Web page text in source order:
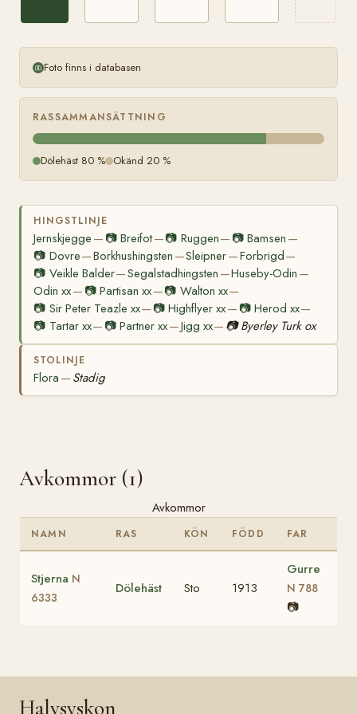
Foto finns i databasen
RASSAMMANSÄTTNING
Dölehäst 80 % Okänd 20 %
HINGSTLINJE
Jernskjegge — 📷Breifot—📷 Ruggen— 📷Bamsen —
📷 Dovre—Borkhushingsten —Sleipner—Forbrigd—
📷 Veikle Balder—Segalstadhingsten —Huseby-Odin —
Odin xx— 📷Partisan xx—📷 Walton xx—
📷 Sir Peter Teazle xx— 📷Highflyer xx— 📷 Herod xx—
📷 Tartar xx— 📷Partner xx—Jigg xx— 📷 Byerley Turk ox
STOLINJE
Flora — Stadig
Avkommor (1)
Avkommor
NAMN RAS KÖN FÖDD FAR
Stjerna N
6333
Dölehäst Sto 1913
Gurre
N 788
📷
Halvsyskon